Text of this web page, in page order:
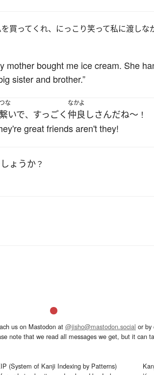
買ってくれ、にっこり笑って私に渡しな
bought me ice cream. She
sister and brother.”
つな
繋いで、 すっごく
なかよ
仲良しさんだね～ ！
great friends aren't they!
ょうか？
us on Mastodon at @jisho@mastodon.social or by
note that we read all messages we get, but it can
(System of Kanji Indexing by Patterns)